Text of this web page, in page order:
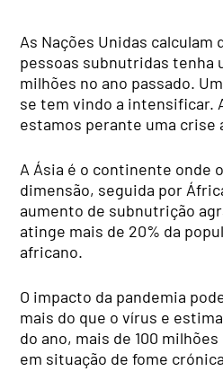
As Nações Unidas calculam
pessoas subnutridas tenha
milhões no ano passado.
se tem vindo a intensificar.
estamos perante uma crise
A Ásia é o continente onde
dimensão, seguida por
aumento de subnutrição
atinge mais de 20% da
africano.
O impacto da pandemia
mais do que o vírus e
do ano, mais de 100
em situação de fome